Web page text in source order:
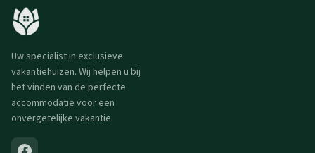
Uw specialist in exclusieve
vakantiehuizen. Wij helpen u bij
het vinden van de perfecte
accommodatie voor een
onvergetelijke vakantie.